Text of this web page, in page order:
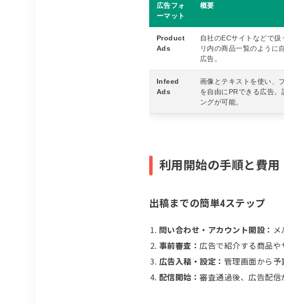
広告フォ
ーマット
概要
Product
Ads
自社のECサイトなどで扱
リ内の商品一覧のように
広告。
Infeed
Ads
画像とテキストを使い、
を自由にPRできる広告。
ングが可能。
利用開始の手順と費用
出稿までの簡単4ステップ
問い合わせ・アカウント開設：
事前審査： 広告で紹介する商品や
広告入稿・設定： 管理画面から予
配信開始：審査通過後、広告配信